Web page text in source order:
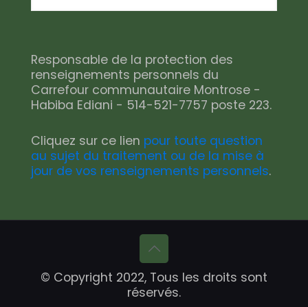
Responsable de la protection des
renseignements personnels du
Carrefour communautaire Montrose -
Habiba Ediani - 514-521-7757 poste 223.
Cliquez sur ce lien pour toute question
au sujet du traitement ou de la mise à
jour de vos renseignements personnels.
© Copyright 2022, Tous les droits sont
réservés.